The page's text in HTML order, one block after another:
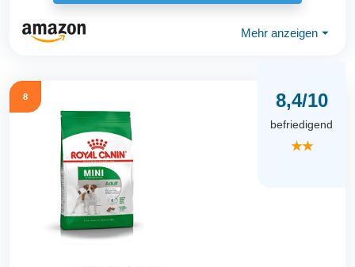
Mehr anzeigen ⏷
8 8,4/10
befriedigend
★★